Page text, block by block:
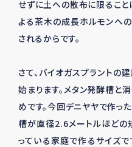
せずに土への散布に限るこ
よる茶木の成長ホルモンへ
されるからです。
さて、バイオガスプラント
始まります。メタン発酵槽
めです。今回デニヤヤで作っ
槽が直径2.6メートルほどの
っている家庭で作るサイズ